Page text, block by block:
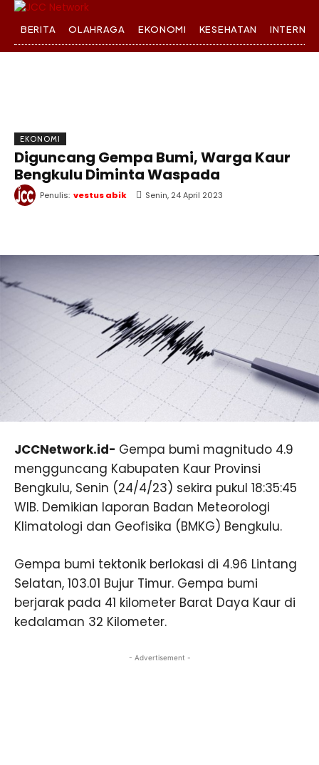
BERITA OLAHRAGA EKONOMI KESEHATAN
EKONOMI
Diguncang Gempa Bumi, Warga Kaur
Bengkulu Diminta Waspada
Penulis: vestus abik Senin, 24 April 2023
JCCNetwork.id- Gempa bumi magnitudo 4.9
mengguncang Kabupaten Kaur Provinsi
Bengkulu, Senin (24/4/23) sekira pukul 18:35:45
WIB. Demikian laporan Badan Meteorologi
Klimatologi dan Geofisika (BMKG) Bengkulu.
Gempa bumi tektonik berlokasi di 4.96 Lintang
Selatan, 103.01 Bujur Timur. Gempa bumi
berjarak pada 41 kilometer Barat Daya Kaur di
kedalaman 32 Kilometer.
- Advertisement -